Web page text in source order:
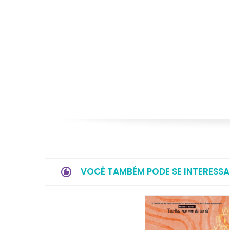
VOCÊ TAMBÉM PODE SE